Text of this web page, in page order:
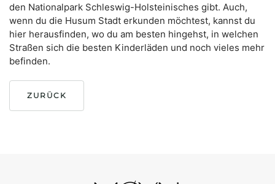
den Nationalpark Schleswig-Holsteinisches gibt. Auch,
wenn du die Husum Stadt erkunden möchtest, kannst du
hier herausfinden, wo du am besten hingehst, in welchen
Straßen sich die besten Kinderläden und noch vieles mehr
befinden.
ZURÜCK